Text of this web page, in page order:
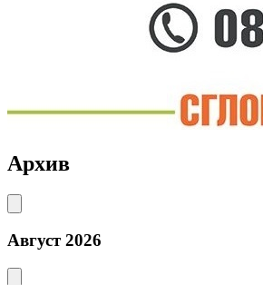
Архив
Август 2026